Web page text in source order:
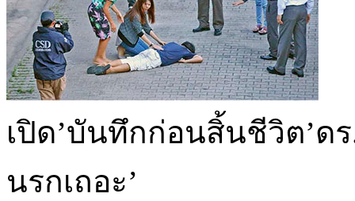
เปิด’บันทึกก่อนสิ้นชีวิต’ด
นรกเถอะ’